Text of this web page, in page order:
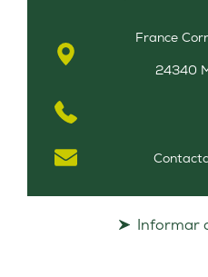
France
24340
Informar